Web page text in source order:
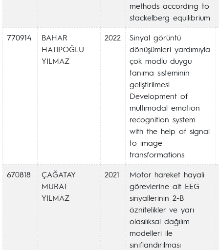
methods according to
stackelberg equilibrium
770914
BAHAR
HATİPOĞLU
YILMAZ
2022
Sinyal görüntü
dönüşümleri yardımıyla
çok modlu duygu
tanıma sisteminin
geliştirilmesi
Development of
multimodal emotion
recognition system
with the help of signal
to image
transformations
670818
ÇAĞATAY
MURAT
YILMAZ
2021
Motor hareket hayali
görevlerine ait EEG
sinyallerinin 2-B
öznitelikler ve yarı
olasılıksal dağılım
modelleri ile
sınıflandırılması